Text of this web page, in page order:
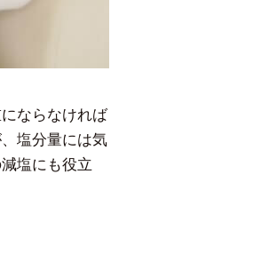
ならなければ
塩分量には気
塩にも役立